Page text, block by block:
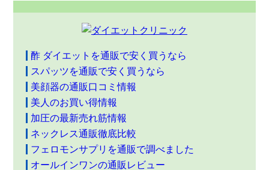
酢 ダイエットを通販で安く買うなら
スパッツを通販で安く買うなら
美顔器の通販口コミ情報
美人のお買い得情報
加圧の最新売れ筋情報
ネックレス通販徹底比較
フェロモンサプリを通販で調べました
オールインワンの通販レビュー